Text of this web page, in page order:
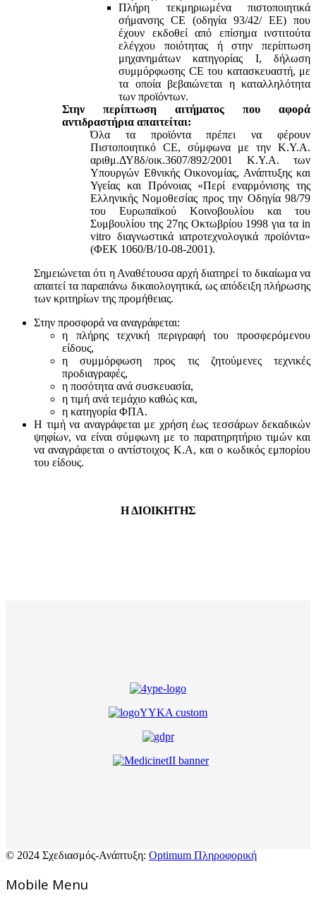
Πλήρη τεκμηριωμένα πιστοποιητικά
σήμανσης CE (οδηγία 93/42/ ΕΕ) που
έχουν εκδοθεί από επίσημα ινστιτούτα
ελέγχου ποιότητας ή στην περίπτωση
μηχανημάτων κατηγορίας Ι, δήλωση
συμμόρφωσης CE του κατασκευαστή, με
τα οποία βεβαιώνεται η καταλληλότητα
των προϊόντων.
Στην περίπτωση αιτήματος που αφορά
αντιδραστήρια απαιτείται:
Όλα τα προϊόντα πρέπει να φέρουν
Πιστοποιητικό CE, σύμφωνα με την Κ.Υ.Α.
αριθμ.ΔΥ8δ/οικ.3607/892/2001 Κ.Υ.Α. των
Υπουργών Εθνικής Οικονομίας, Ανάπτυξης και
Υγείας και Πρόνοιας «Περί εναρμόνισης της
Ελληνικής Νομοθεσίας προς την Οδηγία 98/79
του Ευρωπαϊκού Κοινοβουλίου και του
Συμβουλίου της 27ης Οκτωβρίου 1998 για τα in
vitro διαγνωστικά ιατροτεχνολογικά προϊόντα»
(ΦΕΚ 1060/Β/10-08-2001).
Σημειώνεται ότι η Αναθέτουσα αρχή διατηρεί το δικαίωμα να
απαιτεί τα παραπάνω δικαιολογητικά, ως απόδειξη πλήρωσης
των κριτηρίων της προμήθειας.
Στην προσφορά να αναγράφεται:
η πλήρης τεχνική περιγραφή του προσφερόμενου
είδους,
η συμμόρφωση προς τις ζητούμενες τεχνικές
προδιαγραφές,
η ποσότητα ανά συσκευασία,
η τιμή ανά τεμάχιο καθώς και,
η κατηγορία ΦΠΑ.
Η τιμή να αναγράφεται με χρήση έως τεσσάρων δεκαδικών
ψηφίων, να είναι σύμφωνη με το παρατηρητήριο τιμών και
να αναγράφεται ο αντίστοιχος Κ.Α, και ο κωδικός εμπορίου
του είδους.
Η ΔΙΟΙΚΗΤΗΣ
© 2024 Σχεδιασμός-Ανάπτυξη: Optimum Πληροφορική
Mοbile Menu